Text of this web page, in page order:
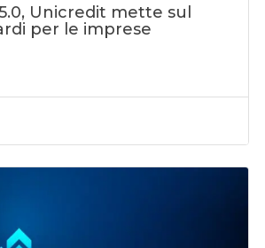
Unicredit mette sul
per le imprese